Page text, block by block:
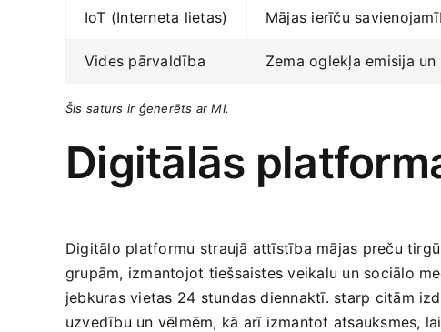
IoT (Interneta lietas) Mājas ierīču
Vides pārvaldība Zema oglekļa emisija
Šis⁤ saturs‍ ir ģenerēts ar‍ MI.
Digitālās
Digitālo platformu ⁣straujā attīstība mājas preču
grupām, izmantojot tiešsaistes veikalu un sociālo
jebkuras vietas 24 stundas diennaktī. starp citām
uzvedību un vēlmēm, kā arī⁤ izmantot atsauksmes,